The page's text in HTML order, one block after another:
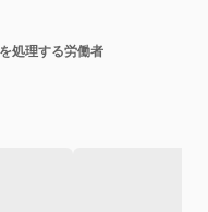
処理する労働者